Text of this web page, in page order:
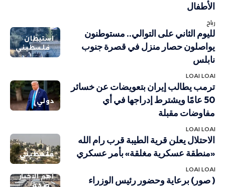
الأطفال
رباح
استيطان
فلسطيني
لليوم الثاني على التوالي.. مستوطنون
يواصلون حصار منزل في قصرة جنوب
نابلس
LOAI LOAI
دولي
ترمب يطالب إيران بتعويضات عن خسائر
50 عامًا ويشترط إدراجها في أي
مفاوضات مقبلة
LOAI LOAI
فلسطيني
الاحتلال يعلن قرية الطيبة قرب رام الله
«منطقة عسكرية مغلقة» بأمر عسكري
LOAI LOAI
أهم الاخبار
صحة
( صور) برعاية وحضور رئيس الوزراء